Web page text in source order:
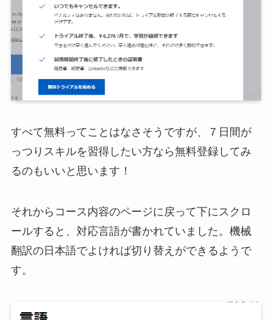
すべて無料ってことはなさそうですが、７日間が
っつりスキルを習得したい方なら無料登録してみ
るのもいいと思います！
それからコース内容のページに戻って下にスクロ
ールすると、対応言語が書かれていました。機械
翻訳の日本語でよければ切り替えができるようで
す。